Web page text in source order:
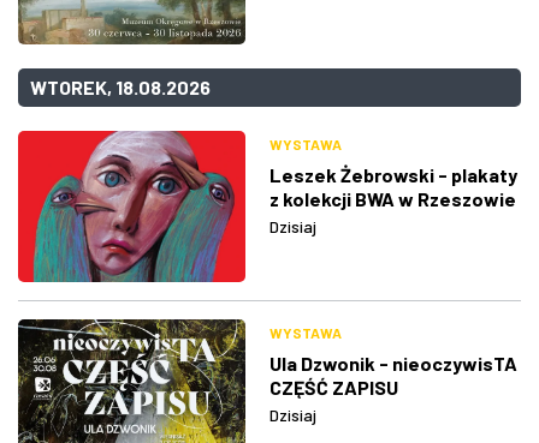
WTOREK, 18.08.2026
WYSTAWA
Leszek Żebrowski - plakaty
z kolekcji BWA w Rzeszowie
Dzisiaj
WYSTAWA
Ula Dzwonik - nieoczywisTA
CZĘŚĆ ZAPISU
Dzisiaj